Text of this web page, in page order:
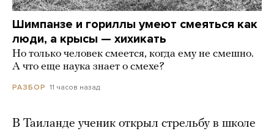
Шимпанзе и гориллы умеют смеяться как
люди, а крысы — хихикать
Но только человек смеется, когда ему не смешно.
А что еще наука знает о смехе?
РАЗБОР 11 часов назад
В Таиланде ученик открыл стрельбу в школе